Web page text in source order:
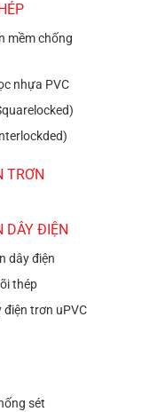
mềm chống
nhựa PVC
TRƠN
DÂY ĐIỆN
dây điện
thép
điện trơn uPVC
sét